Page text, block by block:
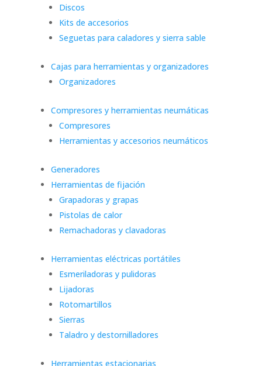
Discos
Kits de accesorios
Seguetas para caladores y sierra sable
Cajas para herramientas y organizadores
Organizadores
Compresores y herramientas neumáticas
Compresores
Herramientas y accesorios neumáticos
Generadores
Herramientas de fijación
Grapadoras y grapas
Pistolas de calor
Remachadoras y clavadoras
Herramientas eléctricas portátiles
Esmeriladoras y pulidoras
Lijadoras
Rotomartillos
Sierras
Taladro y destornilladores
Herramientas estacionarias